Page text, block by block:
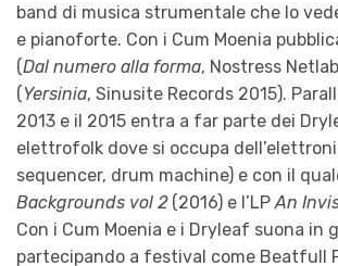
band di musica strumentale che lo
e pianoforte. Con i Cum Moenia
(Dal numero alla forma, Nostress
(Yersinia, Sinusite Records 2015).
2013 e il 2015 entra a far parte dei
elettrofolk dove si occupa
sequencer, drum machine) e con il
Backgrounds vol 2(2016) e l’LPAn
Con i Cum Moenia e i Dryleaf suona in
partecipando a festival come Beatfull